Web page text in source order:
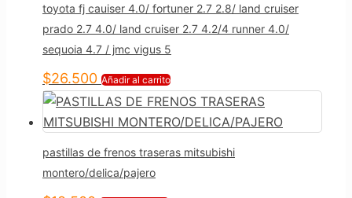
toyota fj cauiser 4.0/ fortuner 2.7 2.8/ land cruiser
prado 2.7 4.0/ land cruiser 2.7 4.2/4 runner 4.0/
sequoia 4.7 / jmc vigus 5
$26.500 Añadir al carrito
pastillas de frenos traseras mitsubishi
montero/delica/pajero